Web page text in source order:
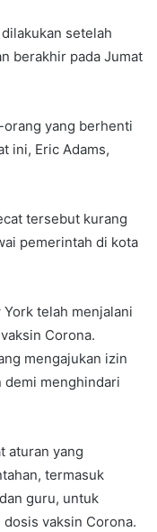
setelah
berakhir pada Jumat
orang yang berhenti
ini, Eric Adams,
tersebut kurang
pemerintah di kota
telah menjalani
Corona.
mengajukan izin
demi menghindari
aturan yang
termasuk
guru, untuk
vaksin Corona.